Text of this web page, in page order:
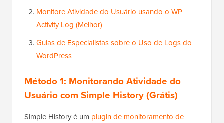
Monitore Atividade do Usuário usando o WP
Activity Log (Melhor)
Guias de Especialistas sobre o Uso de Logs do
WordPress
Método 1: Monitorando Atividade do
Usuário com Simple History (Grátis)
Simple History é um plugin de monitoramento de